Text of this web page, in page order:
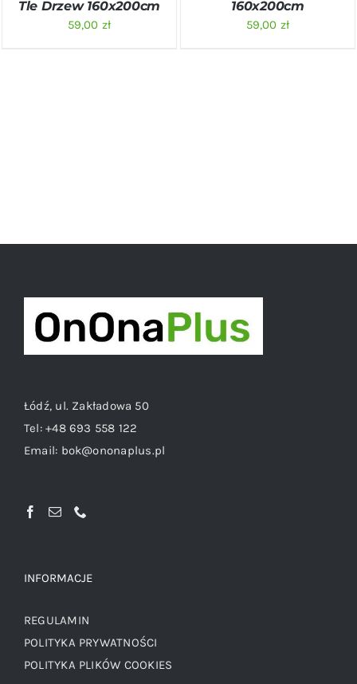
Tle Drzew 160x200cm
59,00 zł
160x200cm
59,00 zł
Łódź, ul. Zakładowa 50
Tel:+48 693 558 122
Email: bok@ononaplus.pl
INFORMACJE
REGULAMIN
POLITYKA PRYWATNOŚCI
POLITYKA PLIKÓW COOKIES